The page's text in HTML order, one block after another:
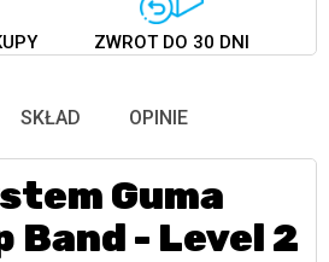
ZWROT DO 30 DNI
SKŁAD OPINIE
Guma
Band - Level 2